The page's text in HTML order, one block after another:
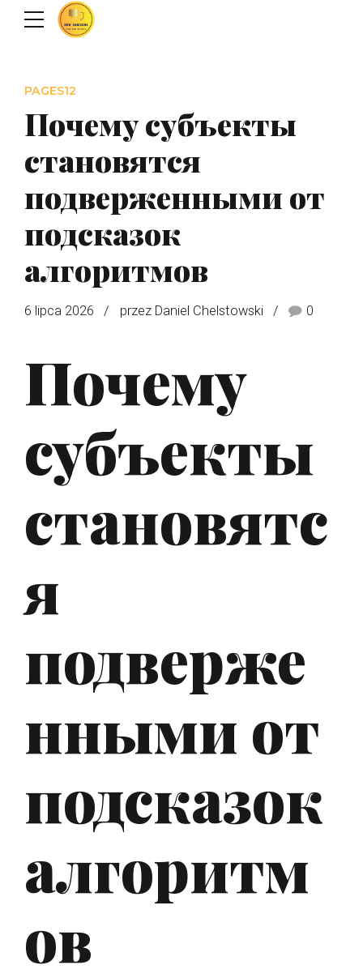
PAGES12
Почему субъекты
становятся
подверженными от
подсказок
алгоритмов
6 lipca 2026 przez Daniel Chelstowski 0
Почему
субъекты
становятс
я
подверже
нными от
подсказок
алгоритм
ов